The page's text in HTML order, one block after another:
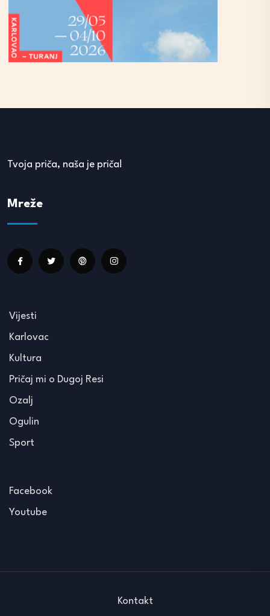
Tvoja priča, naša je priča!
Mreže
Vijesti
Karlovac
Kultura
Pričaj mi o Dugoj Resi
Ozalj
Ogulin
Sport
Facebook
Youtube
Kontakt